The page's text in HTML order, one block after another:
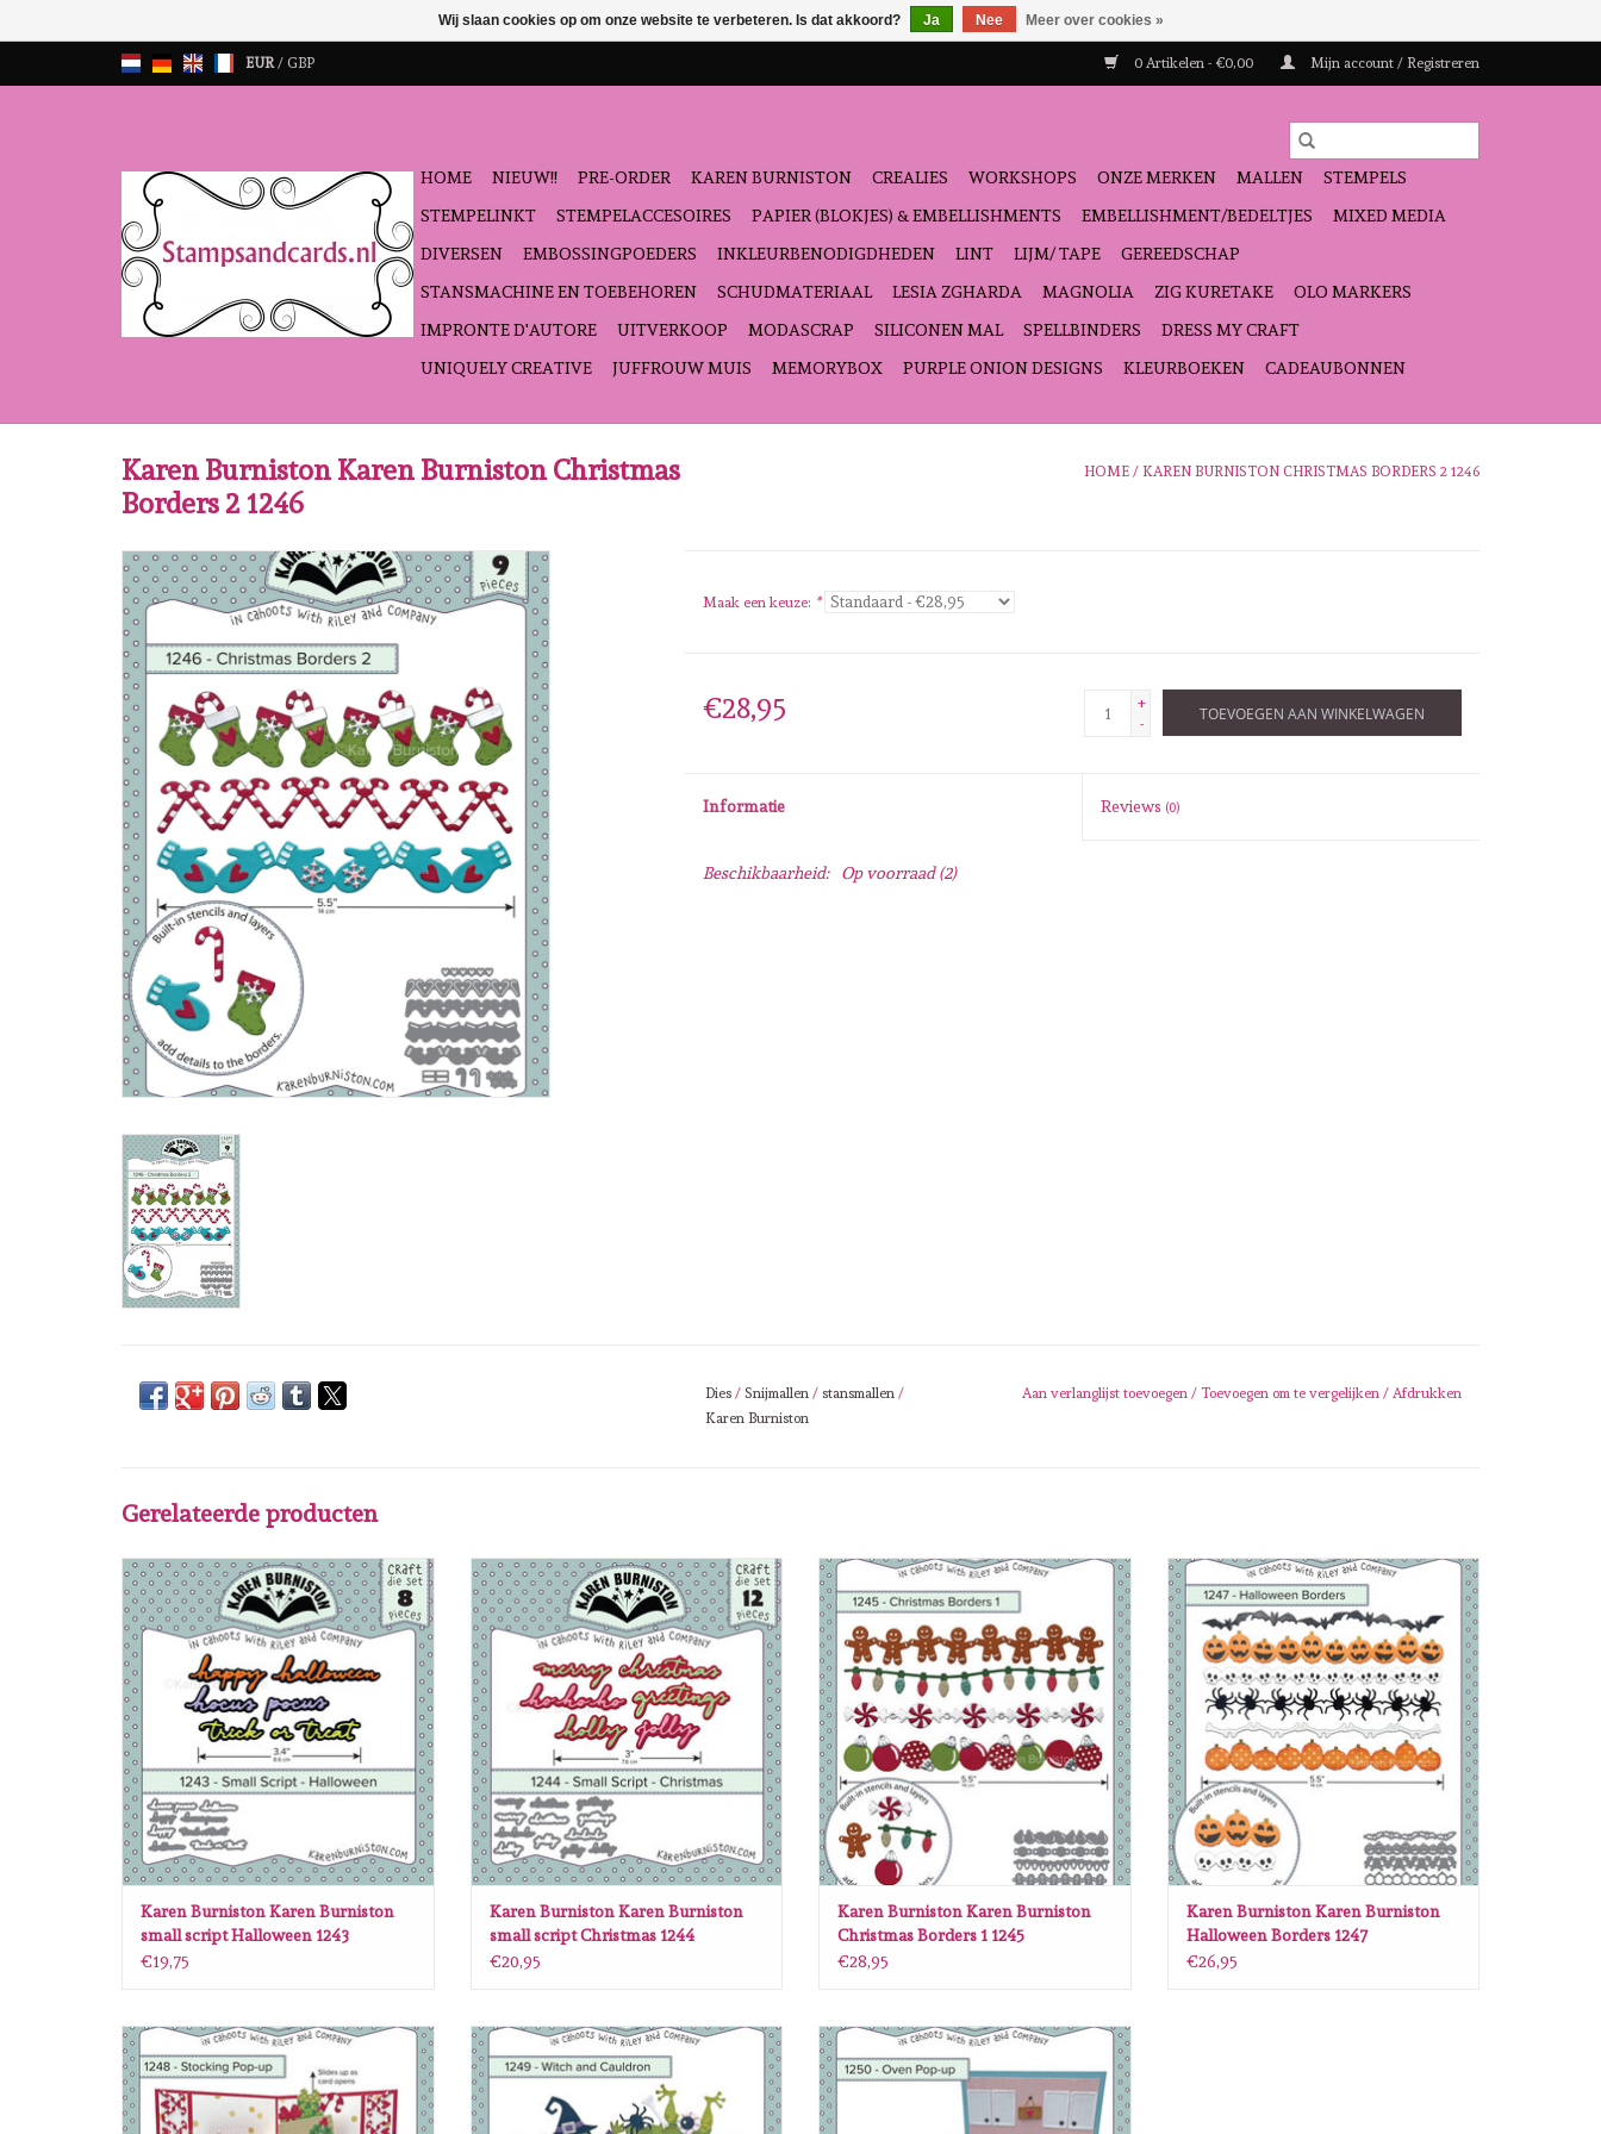
EUR/ GBP 0 Artikelen - €0,00 Mijn account / Registreren
HOME NIEUW!! PRE-ORDER KAREN BURNISTON CREALIES WORKSHOPS ONZE MERKEN MALLEN
STEMPELS
STEMPELINKT
STEMPELACCESOIRES PAPIER (BLOKJES) & EMBELLISHMENTS EMBELLISHMENT/BEDELTJES
MIXED MEDIA
DIVERSEN
EMBOSSINGPOEDERS INKLEURBENODIGDHEDEN LINT LIJM/ TAPE
GEREEDSCHAP
STANSMACHINE EN TOEBEHOREN
SCHUDMATERIAAL LESIA ZGHARDA MAGNOLIA ZIG KURETAKE
OLO MARKERS
IMPRONTE D'AUTORE
UITVERKOOP MODASCRAP SILICONEN MAL SPELLBINDERS
DRESS MY CRAFT
UNIQUELY CREATIVE
JUFFROUW MUIS MEMORYBOX PURPLE ONION DESIGNS KLEURBOEKEN CADEAUBONNEN
Karen Burniston Karen Burniston Christmas
Borders 2 1246
HOME / KAREN BURNISTON CHRISTMAS BORDERS 2 1246
Maak een keuze: *
€28,95
+
-
TOEVOEGEN AAN WINKELWAGEN
Informatie Reviews (0)
Beschikbaarheid: Op voorraad(2)
Dies / Snijmallen / stansmallen /
Karen Burniston
Aan verlanglijst toevoegen / Toevoegen om te vergelijken / Afdrukken
Gerelateerde producten
Karen Burniston Karen Burniston small script
Halloween 1243
TOEVOEGEN AAN WINKELWAGEN
Karen Burniston Karen Burniston
small script Halloween 1243
€19,75
Karen Burniston Karen Burniston small script
Christmas 1244
TOEVOEGEN AAN WINKELWAGEN
Karen Burniston Karen Burniston
small script Christmas 1244
€20,95
Karen Burniston Karen Burniston Christmas
Borders 1 1245
TOEVOEGEN AAN WINKELWAGEN
Karen Burniston Karen Burniston
Christmas Borders 1 1245
€28,95
Karen Burniston Karen Burniston Halloween
Borders 1247
TOEVOEGEN AAN WINKELWAGEN
Karen Burniston Karen Burniston
Halloween Borders 1247
€26,95
Karen Burniston Karen Burniston Stocking
pop up 1248
TOEVOEGEN AAN WINKELWAGEN
Karen Burniston Karen Burniston Witch and
Cauldron 1249
TOEVOEGEN AAN WINKELWAGEN
Karen Burniston Karen Burniston Oven pop
up 1250
TOEVOEGEN AAN WINKELWAGEN
Wij slaan cookies op om onze website te verbeteren. Is dat akkoord? Ja Nee Meer over cookies »